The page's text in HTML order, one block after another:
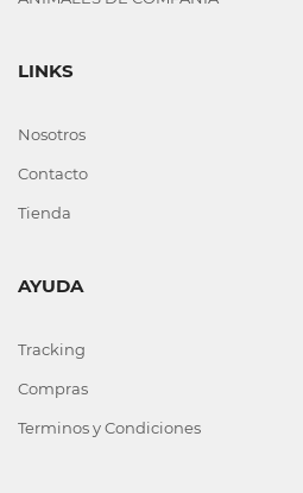
LINKS
Nosotros
Contacto
Tienda
AYUDA
Tracking
Compras
Terminos y Condiciones